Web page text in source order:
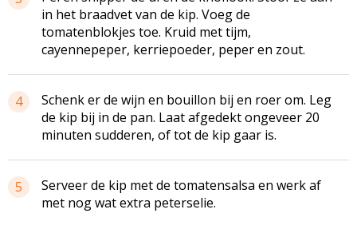
in het braadvet van de kip. Voeg de
tomatenblokjes toe. Kruid met tijm,
cayennepeper, kerriepoeder, peper en zout.
4
Schenk er de wijn en bouillon bij en roer om. Leg
de kip bij in de pan. Laat afgedekt ongeveer 20
minuten sudderen, of tot de kip gaar is.
5
Serveer de kip met de tomatensalsa en werk af
met nog wat extra peterselie.